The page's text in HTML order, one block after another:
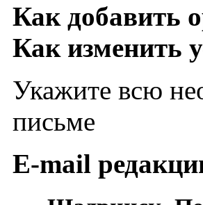
Как добавить
Как изменить
Укажите всю
письме
E-mail